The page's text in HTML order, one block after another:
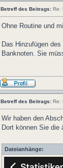
Betreff des Beitrags: Re:
Ohne Routine und
Das Hinzufügen
Banknoten. Sie
Betreff des Beitrags: Re:
Wir haben den
Dort können Sie die
Dateianhänge: